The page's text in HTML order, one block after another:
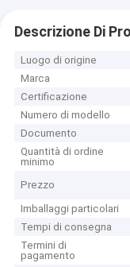
Descrizione Di
Luogo di origine
Marca
Certificazione
Numero di modello
Documento
Quantità di ordine
minimo
Prezzo
Imballaggi particolari
Tempi di consegna
Termini di
pagamento